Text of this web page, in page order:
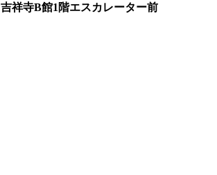
祥寺B館1階エスカレーター前